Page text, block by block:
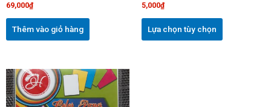
69,000₫
Thêm vào giỏ hàng
5,000₫
Lựa chọn tùy chọn
trên
Sản
phẩm
này